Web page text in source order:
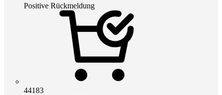
Positive Rückmeldung
44183